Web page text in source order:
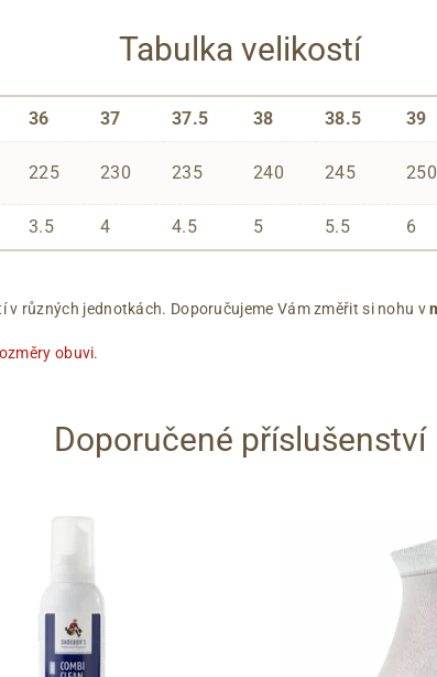
Tabulka velikostí
36 37 37.5 38 38.5 39
225 230 235 240 245 250
3.5 4 4.5 5 5.5 6
v různých jednotkách. Doporučujeme Vám změřit si nohu v
obuvi.
Doporučené příslušenství